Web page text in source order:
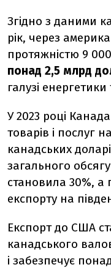
Згідно з даними
рік, через
протяжністю 9
понад 2,5 млрд
галузі
У 2023 році
товарів і послуг
канадських
загального
становила 30%, а
експорту на
Експорт до США
канадського
і забезпечує